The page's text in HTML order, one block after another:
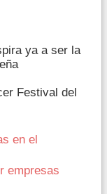
ya a ser la
Festival del
en el
empresas